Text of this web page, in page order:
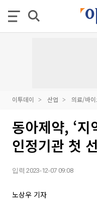
이투데이 산업 의료/바
동아제약, ‘지
인정기관 첫
입력 2023-12-07 09:08
노상우 기자